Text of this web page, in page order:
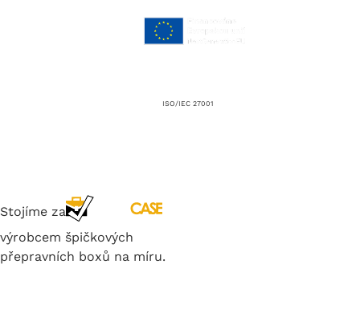
ISO/IEC 27001
Stojíme za
výrobcem špičkových
přepravních boxů na míru.